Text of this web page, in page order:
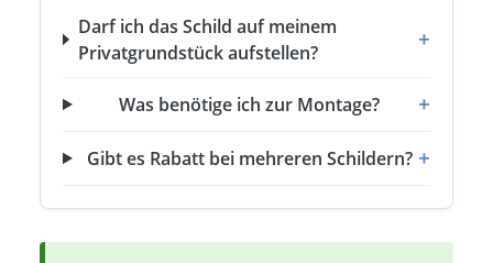
Darf ich das Schild auf meinem
Privatgrundstück aufstellen?
Was benötige ich zur Montage?
Gibt es Rabatt bei mehreren Schildern?